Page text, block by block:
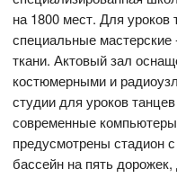
на 1800 мест. Для
специальные
ткани. Актовый зал
костюмерными и
студии для уроков
современные
предусмотрены стадион
бассейн на пять